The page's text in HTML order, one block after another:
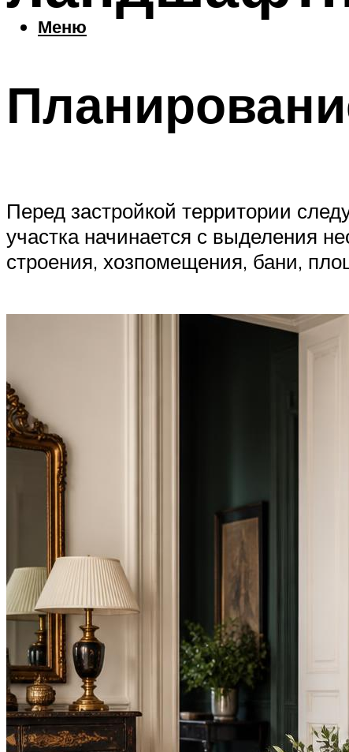
Меню
Перед застройкой территории
участка начинается с выделения
строения, хозпомещения, бани,